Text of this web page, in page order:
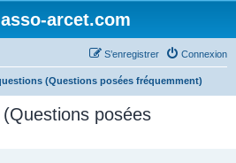
arcet.com
Connexion
S’enregistrer
(Questions posées fréquemment)
posées